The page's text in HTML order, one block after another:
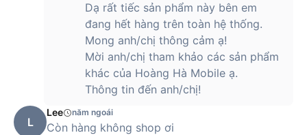
click đặt hàng để được giao hàng tận tay hoàn toàn miễn phí.
Dạ rất tiếc sản phẩm này bên em
đang hết hàng trên toàn hệ thống.
Mong anh/chị thông cảm ạ!
Mời anh/chị tham khảo các sản phẩm
khác của Hoàng Hà Mobile ạ.
Thông tin đến anh/chị!
L
Lee năm ngoái
Còn hàng không shop ơi